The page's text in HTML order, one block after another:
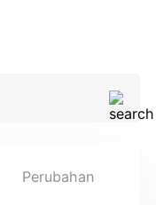
Perubahan